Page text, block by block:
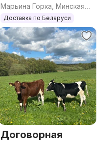
Марьина Горка, Минская
область
Доставка по Беларуси
Договорная